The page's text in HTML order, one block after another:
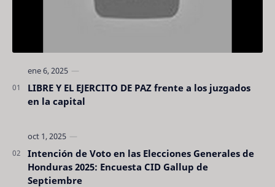
LIBRE Y EL EJERCITO DE PAZ frente a los juzgados
en la capital
Intención de Voto en las Elecciones Generales de
Honduras 2025: Encuesta CID Gallup de
Septiembre